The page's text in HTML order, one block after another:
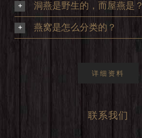
洞燕是野生的，而屋燕是？
燕窝是怎么分类的？
详细资料
联系我们